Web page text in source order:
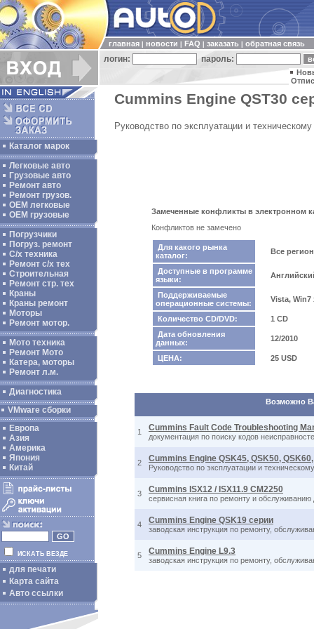
главная новости FAQ заказать обратная связь
логин: пароль:
Каталог марок
Легковые авто
Грузовые авто
Ремонт авто
Ремонт грузов.
ОЕМ легковые
OEM грузовые
Погрузчики
Погруз. ремонт
С/х техника
Ремонт с/х тех
Строительная
Ремонт стр. тех
Краны
Краны ремонт
Моторы
Ремонт мотор.
Мото техника
Ремонт Мото
Катера, моторы
Ремонт л.м.
Диагностика
VMware сборки
Европа
Азия
Америка
Япония
Китай
ИСКАТЬ ВЕЗДЕ
для печати
Карта сайта
Авто ссылки
Cummins Engine QST30
Руководство по эксплуатации и
Замеченные конфликты в электронном
Конфликтов не замечено
Для какого рынка
каталог:
Все
Доступные в программе
языки:
Поддерживаемые
операционные системы:
Vista, Win7
Количество CD/DVD:
1 CD
Дата обновления
данных:
12/2010
ЦЕНА: 25 USD
Возможно
1 Cummins Fault Code Troubleshooting
документация по поиску кодов
2 Cummins Engine QSK45, QSK50,
Руководство по эксплуатации и
3 Cummins ISX12 / ISX11.9 CM2250
сервисная книга по ремонту и
4 Cummins Engine QSK19 серии
заводская инструкция по ремонту,
5 Cummins Engine L9.3
заводская инструкция по ремонту,